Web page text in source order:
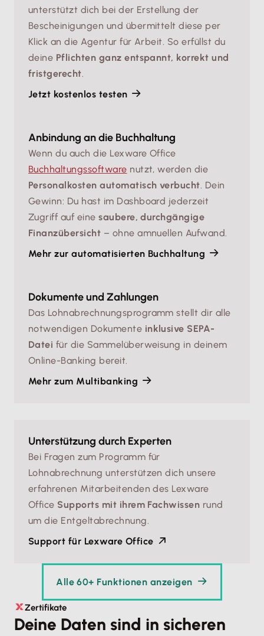
unterstützt dich bei der Erstellung der
Bescheinigungen und übermittelt diese per
Klick an die Agentur für Arbeit. So erfüllst du
deine Pflichten ganz entspannt, korrekt und
fristgerecht
Jetzt kostenlos testen
Anbindung an die Buchhaltung
Wenn du auch die Lexware Office
Buchhaltungssoftware nutzt, werden die
Personalkosten automatisch verbucht . Dein
Gewinn: Du hast im Dashboard jederzeit
Zugriff auf einesaubere, durchgängige
Finanzübersicht – ohne amnuellen Aufwand.
Mehr zur automatisierten Buchhaltung
Dokumente und Zahlungen
Das Lohnabrechnungsprogramm stellt dir alle
notwendigen Dokumente inklusive SEPA-
Datei für die Sammelüberweisung in deinem
Online-Banking bereit.
Mehr zum Multibanking
Unterstützung durch Experten
Bei Fragen zum Programm für
Lohnabrechnung unterstützen dich unsere
erfahrenen Mitarbeitenden des Lexware
Office Supports mit ihrem Fachwissen rund
um die Entgeltabrechnung.
Support für Lexware Office
Alle 60+ Funktionen anzeigen
Zertifikate
Deine Daten sind in sicheren